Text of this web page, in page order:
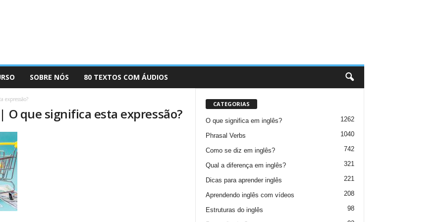
SOBRE NÓS 80 TEXTOS COM ÁUDIOS
expressão?
O que significa esta expressão?
CATEGORIAS
O que significa em inglês? 1262
Phrasal Verbs 1040
Como se diz em inglês? 742
Qual a diferença em inglês? 321
Dicas para aprender inglês 221
Aprendendo inglês com vídeos 208
Estruturas do inglês 98